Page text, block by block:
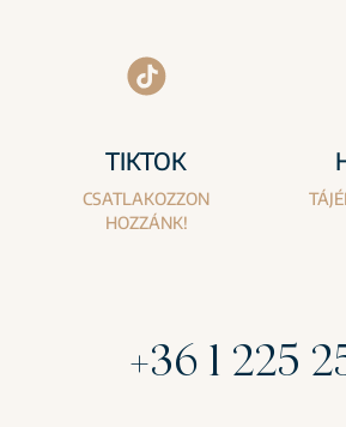
TIKTOK
CSATLAKOZZON
HOZZÁNK!
+36 1 225